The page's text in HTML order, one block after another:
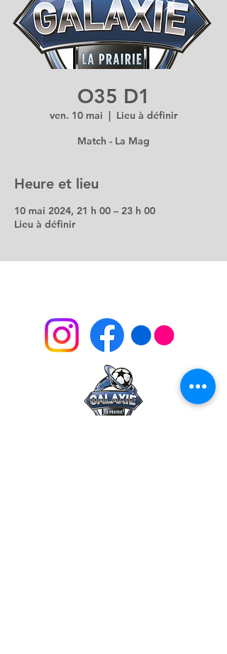
O35 D1
ven. 10 mai
  |
Lieu à définir
Match - La Mag
Heure et lieu
10 mai 2024, 21 h 00 – 23 h 00
Lieu à définir